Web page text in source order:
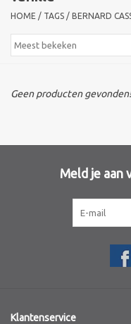
Huidproblemen
Mannen verzorging
Acties
Sothys Paris
HOME / TAGS / BERNARD
Geen producten
Meld je aan
Klantenservice